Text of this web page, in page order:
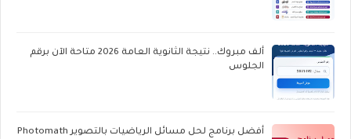
ألف مبروك.. نتيجة الثانوية العامة 2026 متاحة الآن برقم
الجلوس
أفضل برنامج لحل مسائل الرياضيات بالتصوير Photomath